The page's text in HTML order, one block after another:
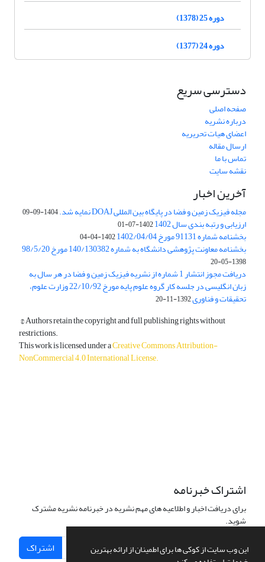
این وب سایت از کوکی ها برای اطمینان از ارائه بهترین
دوره 25 (1378)
دوره 24 (1377)
دسترسی سریع
صفحه اصلی
درباره نشریه
اعضای هیات تحریریه
ارسال مقاله
تماس با ما
نقشه سایت
آخرین اخبار
مجله فیزیک زمین و فضا در پایگاه بین المللی DOAJ نمایه شد. 1404-09-09
ارزیابی و رتبه بندی سال 1402 1402-07-01
بخشنامه شماره 91131 مورخ 1402/04/04 1402-04-04
بخشنامه معاونت پژوهشی دانشگاه به شماره 140/130382 مورخ 98/5/20
1398-05-20
دریافت مجوز انتشار 1 شماره از نشریه فیزیک زمین و فضا در هر سال به
زبان انگلیسی در جلسه کار گروه علوم پایه مورخ 22/10/92 وزارت علوم،
تحقیقات و فناوری1392-11-20
© Authors retain the copyright and full publishing rights without
restrictions.
This work is licensed under aCreative Commons Attribution-
NonCommercial 4.0 International License.
اشتراک خبرنامه
برای دریافت اخبار و اطلاعیه های مهم نشریه در خبرنامه نشریه مشترک
شوید.
اشتراک